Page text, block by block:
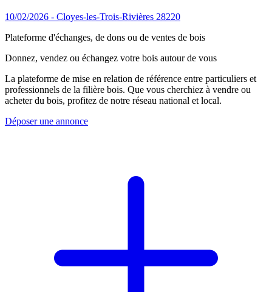
10/02/2026 - Cloyes-les-Trois-Rivières 28220
Plateforme d'échanges, de dons ou de ventes de bois
Donnez, vendez ou échangez votre bois autour de vous
La plateforme de mise en relation de référence entre particuliers et
professionnels de la filière bois. Que vous cherchiez à vendre ou
acheter du bois, profitez de notre réseau national et local.
Déposer une annonce